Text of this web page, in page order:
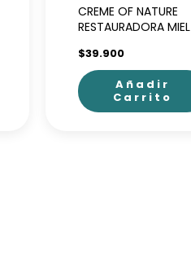
CREME OF NATURE
RESTAURADORA MIEL
$39.900
Añadir
Carrito